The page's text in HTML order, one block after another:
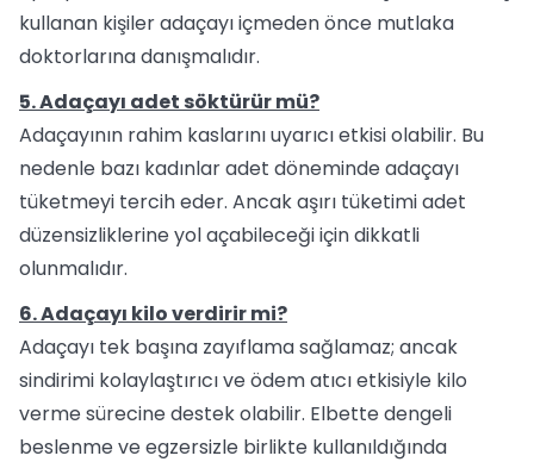
kullanan kişiler adaçayı içmeden önce mutlaka
doktorlarına danışmalıdır.
5. Adaçayı adet söktürür mü?
Adaçayının rahim kaslarını uyarıcı etkisi olabilir. Bu
nedenle bazı kadınlar adet döneminde adaçayı
tüketmeyi tercih eder. Ancak aşırı tüketimi adet
düzensizliklerine yol açabileceği için dikkatli
olunmalıdır.
6. Adaçayı kilo verdirir mi?
Adaçayı tek başına zayıflama sağlamaz; ancak
sindirimi kolaylaştırıcı ve ödem atıcı etkisiyle kilo
verme sürecine destek olabilir. Elbette dengeli
beslenme ve egzersizle birlikte kullanıldığında